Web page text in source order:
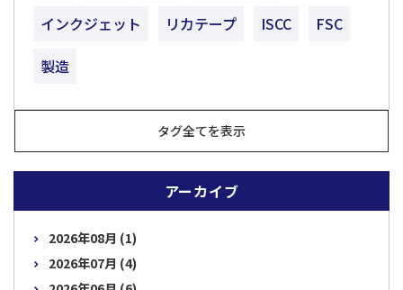
インクジェット
リカテープ ISCC
FSC
製造
タグ全てを表示
アーカイブ
2026年08月 (1)
2026年07月 (4)